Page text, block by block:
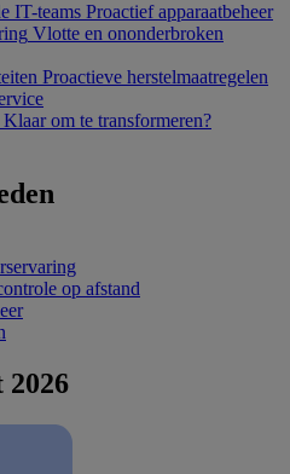
IT-teams Proactief apparaatbeheer
Vlotte en ononderbroken
Proactieve herstelmaatregelen
Klaar om te transformeren?
op afstand